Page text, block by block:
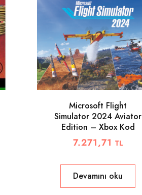
Microsoft Flight
Simulator 2024 Aviator
Edition – Xbox Kod
7.271,71 TL
Devamını oku